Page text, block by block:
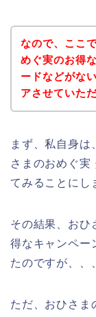
なので、ここ
めぐ実のお得
ードなどがな
アさせていた
まず、私自身は
さまのおめぐ実
てみることにし
その結果、おひ
得なキャンペー
たのですが、、、
ただ、おひさま